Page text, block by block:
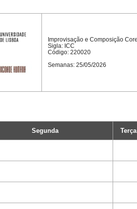
Improvisação e Composição
Sigla: ICC
Código: 220020
Semanas: 25/05/2026
Segunda Terça